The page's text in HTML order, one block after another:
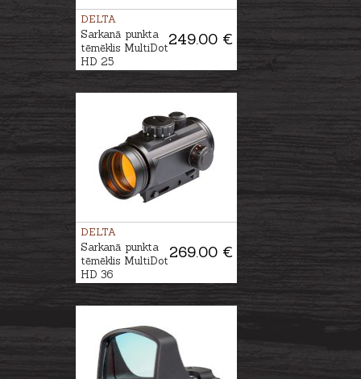
DELTA
249.00 €
Sarkanā punkta
tēmēklis MultiDot
HD 25
DELTA
269.00 €
Sarkanā punkta
tēmēklis MultiDot
HD 36